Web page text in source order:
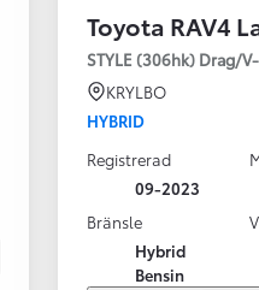
/ OMG LEV! MOMSBIL!
Toyota RAV4
STYLE (306hk) Drag/
KRYLBO
HYBRID
Registrerad
09-2023
Bränsle
Hybrid
Bensin